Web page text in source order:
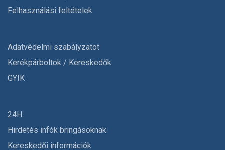
Felhasználási feltételek
Adatvédelmi szabályzatot
Kerékpárboltok / Kereskedők
GYIK
24H
Hirdetés infók bringásoknak
Kereskedői információk